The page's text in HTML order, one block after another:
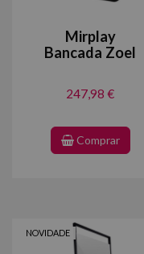
Mirplay
Bancada Zoel
247,98 €
Comprar
NOVIDADE